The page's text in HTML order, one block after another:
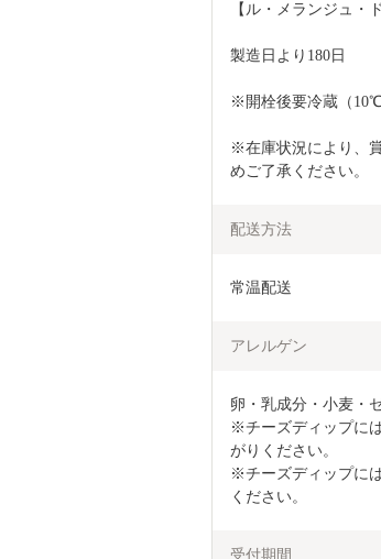
【ル・メランジュ・
製造日より180日
※開栓後要冷蔵（10℃
※在庫状況により、
めご了承ください。
配送方法
常温配送
アレルゲン
卵・乳成分・小麦・
※チーズディップに
がりください。
※チーズディップに
ください。
受付期間